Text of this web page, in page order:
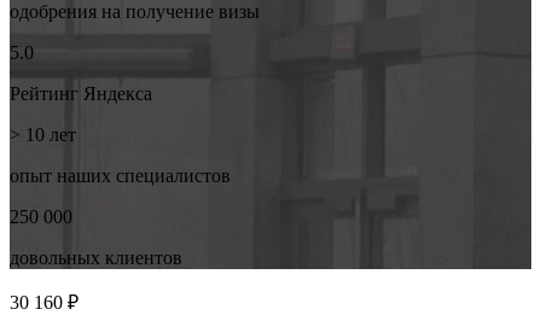
одобрения на получение визы
5.0
Рейтинг Яндекса
> 10 лет
опыт наших специалистов
250 000
довольных клиентов
30 160 ₽